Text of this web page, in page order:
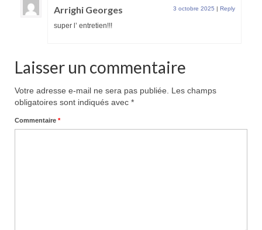
Arrighi Georges 3 octobre 2025 | Reply
super l’ entretien!!!
Laisser un commentaire
Votre adresse e-mail ne sera pas publiée.
Les champs
obligatoires sont indiqués avec *
Commentaire *